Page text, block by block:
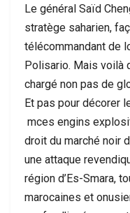
Le général Saïd
stratège saharien,
télécommandant de
Polisario. Mais voilà
chargé non pas de
Et pas pour décorer
mces engins
droit du marché noir
une attaque
région d’Es-Smara,
marocaines et